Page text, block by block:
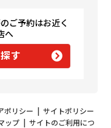
ご予約はお近く
へ
す
ポリシー | サイトポリシー
ップ| サイトのご利用につ